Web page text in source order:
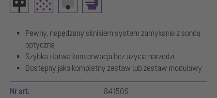
Pewny, napędzany silnikiem system zamykania z sondą
optyczną
Szybka i łatwa konserwacja bez użycia narzędzi
Dostępny jako kompletny zestaw lub zestaw modułowy
Nr art. 84150S